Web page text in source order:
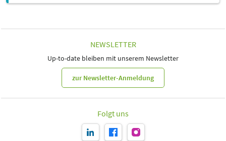
NEWSLETTER
Up-to-date bleiben mit unserem Newsletter
zur Newsletter-Anmeldung
Folgt uns